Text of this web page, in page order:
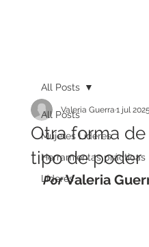
All Posts
Mujeres Líderes
Herramientas prácticas
Líderes
All Posts
Otra forma
tipo de poder
Valeria Guerra1 jul 2025
Por Valeria